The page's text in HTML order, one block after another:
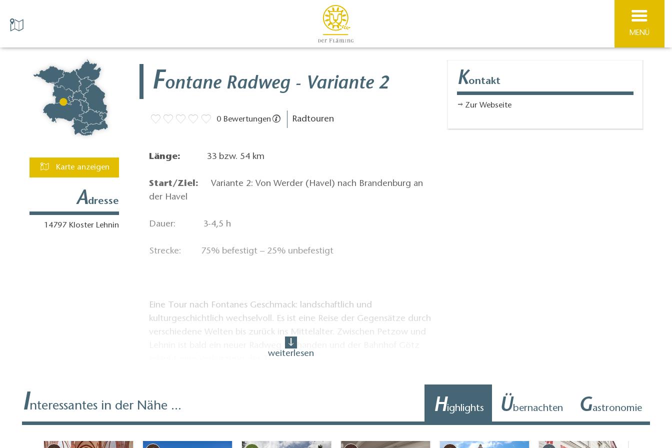
MENÜ
Karte anzeigen
Adresse
14797 Kloster Lehnin
Fontane Radweg - Variante 2
0 Bewertungen Radtouren
Länge: 33 bzw. 54 km
Start/Ziel: Variante 2: Von Werder (Havel) nach Brandenburg an
der Havel
Dauer: 3-4,5 h
Strecke: 75% befestigt – 25% unbefestigt
Eine Tour nach Fontanes Geschmack: landschaftlich und
kulturgeschichtlich wechselvoll. Es ist eine Reise der Gegensätze durch
verschiedene Welten bis zurück ins Mittelalter. Zwischen Petzow und
Lehnin ist bald ein neuer Radweg vorhanden und der Bahnhof Götz
Genussvoll unterwegs durch Kloster Lehnin
weiterlesen
Kontakt
Zur Webseite
Interessantes in der Nähe ... Highlights Übernachten Gastronomie